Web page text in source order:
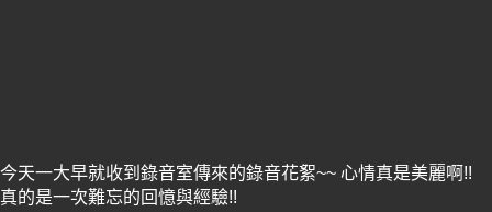
今天一大早就收到錄音室傳來的錄音花絮~~ 心情真是美麗啊!!
真的是一次難忘的回憶與經驗!!